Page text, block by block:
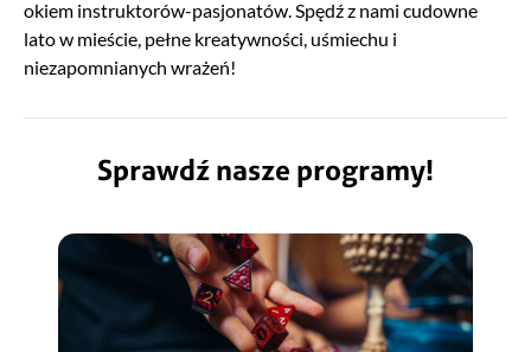
okiem instruktorów-pasjonatów. Spędź z nami cudowne
lato w mieście, pełne kreatywności, uśmiechu i
niezapomnianych wrażeń!
Sprawdź nasze programy!